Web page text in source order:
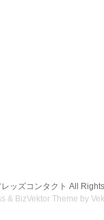
レッズコンタクト All
& BizVektor Theme by